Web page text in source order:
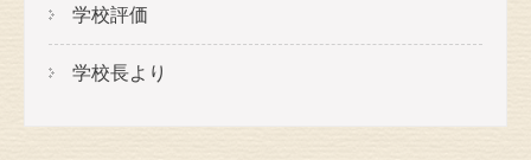
学校評価
学校長より